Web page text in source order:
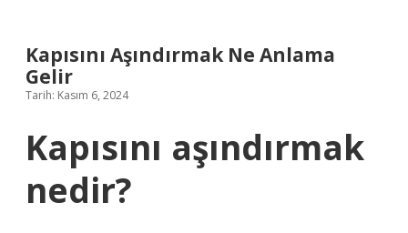
Kapısını Aşındırmak Ne Anlama
Gelir
Tarih: Kasım 6, 2024
Kapısını aşındırmak
nedir?